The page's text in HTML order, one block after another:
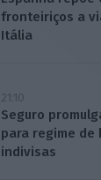
fronteiriços a
Itália
21:10
Seguro
para regime de
indivisas